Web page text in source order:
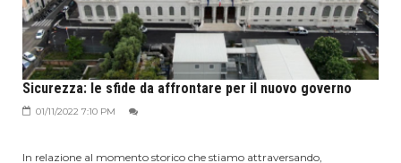
Sicurezza: le sfide da affrontare per il nuovo governo
01/11/2022 7:10 PM
In relazione al momento storico che stiamo attraversando,